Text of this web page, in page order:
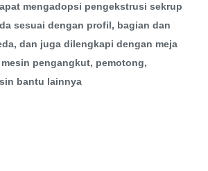
mengadopsi pengekstrusi sekrup
sesuai dengan profil, bagian dan
dan juga dilengkapi dengan meja
pengangkut, pemotong,
bantu lainnya